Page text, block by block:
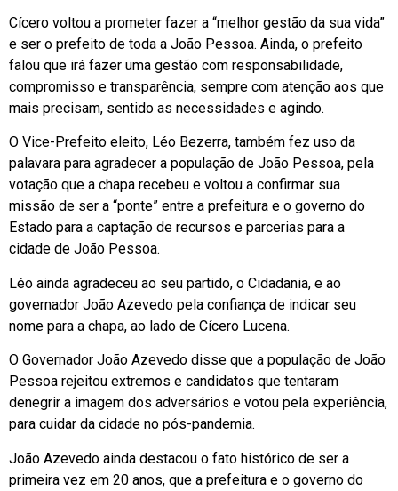
Cícero voltou a prometer fazer a “melhor gestão da sua vida”
e ser o prefeito de toda a João Pessoa. Ainda, o prefeito
falou que irá fazer uma gestão com responsabilidade,
compromisso e transparência, sempre com atenção aos que
mais precisam, sentido as necessidades e agindo.
O Vice-Prefeito eleito, Léo Bezerra, também fez uso da
palavara para agradecer a população de João Pessoa, pela
votação que a chapa recebeu e voltou a confirmar sua
missão de ser a “ponte” entre a prefeitura e o governo do
Estado para a captação de recursos e parcerias para a
cidade de João Pessoa.
Léo ainda agradeceu ao seu partido, o Cidadania, e ao
governador João Azevedo pela confiança de indicar seu
nome para a chapa, ao lado de Cícero Lucena.
O Governador João Azevedo disse que a população de João
Pessoa rejeitou extremos e candidatos que tentaram
denegrir a imagem dos adversários e votou pela experiência,
para cuidar da cidade no pós-pandemia.
João Azevedo ainda destacou o fato histórico de ser a
primeira vez em 20 anos, que a prefeitura e o governo do